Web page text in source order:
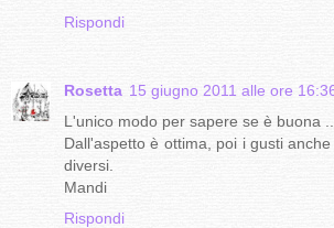
Rispondi
Rosetta 15 giugno 2011 alle ore
L'unico modo per sapere se è buona
Dall'aspetto è ottima, poi i gusti
diversi.
Mandi
Rispondi